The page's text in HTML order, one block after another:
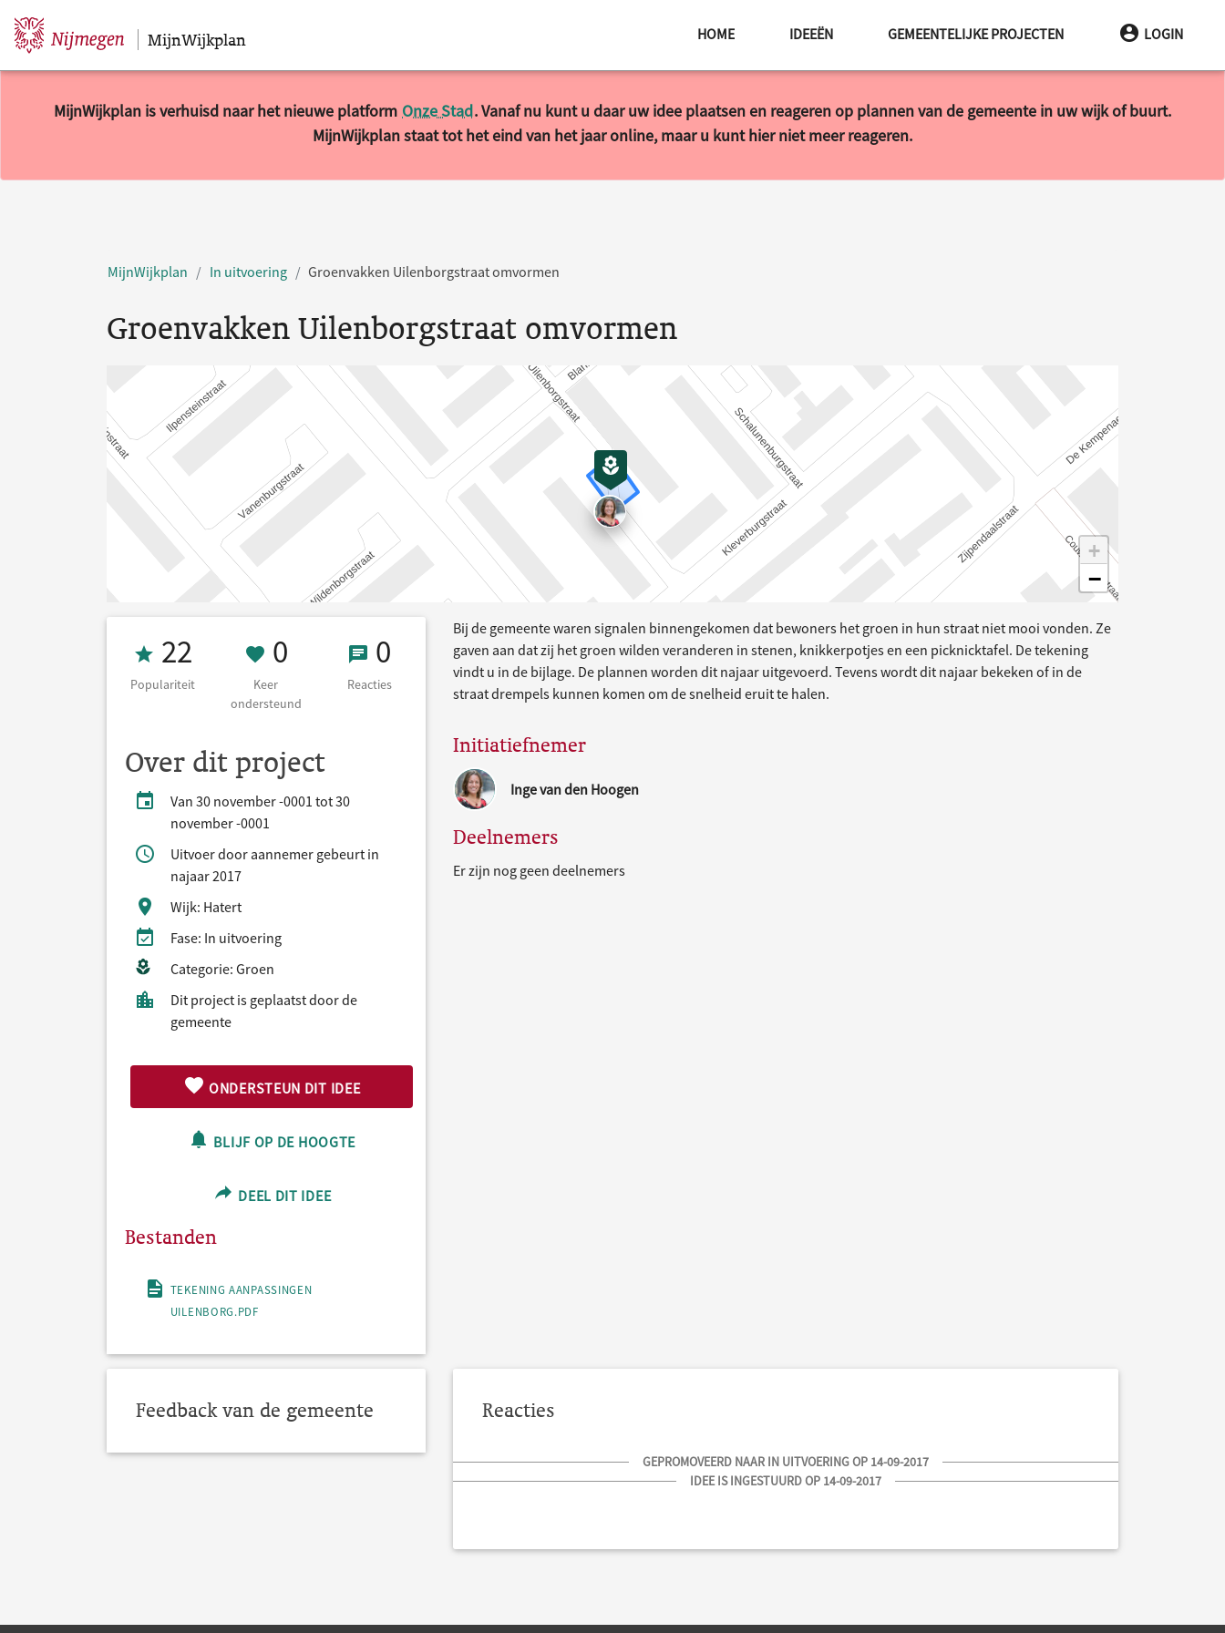
Sla navigatie over MijnWijkplan HOME IDEEËN GEMEENTELIJKE PROJECTEN LOGIN
MijnWijkplan is verhuisd naar het nieuwe platform Onze Stad. Vanaf nu kunt u daar uw idee plaatsen en reageren op plannen van de gemeente in uw wijk of buurt.
MijnWijkplan staat tot het eind van het jaar online, maar u kunt hier niet meer reageren.
MijnWijkplan In uitvoering Groenvakken Uilenborgstraat omvormen
Groenvakken Uilenborgstraat omvormen
+
−
Populariteit 22
22
Populariteit
0 Keer ondersteund
0
Keer
ondersteund
0 Reacties
0
Reacties
Over dit project
Van 30 november -0001 tot 30
november -0001
Uitvoer door aannemer gebeurt in
najaar 2017
Wijk: Hatert
Fase: In uitvoering
Categorie: Groen
Dit project is geplaatst door de
gemeente
ONDERSTEUN DIT IDEE
BLIJF OP DE HOOGTE
DEEL DIT IDEE
Bestanden
TEKENING AANPASSINGEN
UILENBORG.PDF
Bij de gemeente waren signalen binnengekomen dat bewoners het groen in hun straat niet mooi vonden. Ze
gaven aan dat zij het groen wilden veranderen in stenen, knikkerpotjes en een picknicktafel. De tekening
vindt u in de bijlage. De plannen worden dit najaar uitgevoerd. Tevens wordt dit najaar bekeken of in de
straat drempels kunnen komen om de snelheid eruit te halen.
Initiatiefnemer
Inge van den Hoogen
Deelnemers
Er zijn nog geen deelnemers
Feedback van de gemeente Reacties
GEPROMOVEERD NAAR IN UITVOERING OP 14-09-2017
IDEE IS INGESTUURD OP 14-09-2017